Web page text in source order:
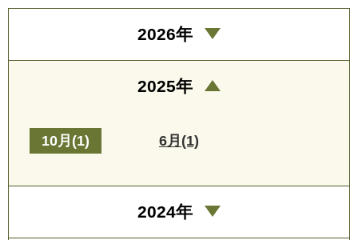
2026年
2025年
10月(1) 6月(1)
2024年